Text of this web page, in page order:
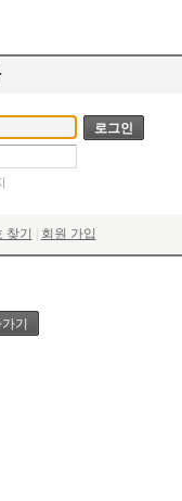
찾기 회원 가입
기